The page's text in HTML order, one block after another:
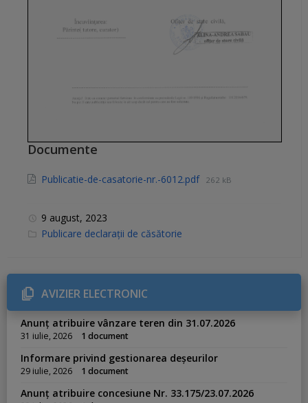
Documente
Publicatie-de-casatorie-nr.-6012.pdf 262 kB
9 august, 2023
C
r
i
e
s
Publicare declarații de căsătorie
AVIZIER ELECTRONIC
Anunț atribuire vânzare teren din 31.07.2026
31 iulie, 2026 1 document
Informare privind gestionarea deșeurilor
29 iulie, 2026 1 document
Anunț atribuire concesiune Nr. 33.175/23.07.2026